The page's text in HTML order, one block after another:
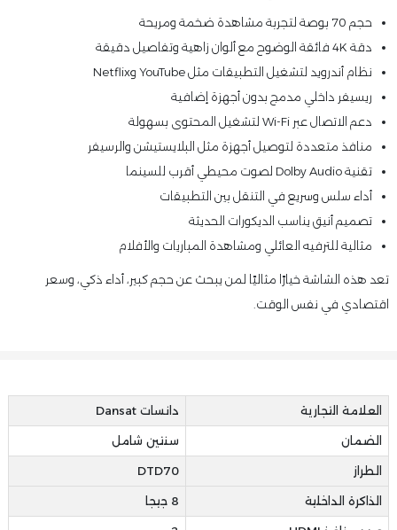
حجم 70 بوصة لتجربة مشاهدة ضخمة ومريحة
دقة 4K فائقة الوضوح مع ألوان زاهية وتفاصيل دقيقة
نظام أندرويد لتشغيل التطبيقات مثل YouTube وNetflix
ريسيفر داخلي مدمج بدون أجهزة إضافية
دعم الاتصال عبر Wi-Fi لتشغيل المحتوى بسهولة
منافذ متعددة لتوصيل أجهزة مثل البلايستيشن والرسيفر
تقنية Dolby Audio لصوت محيطي أقرب للسينما
أداء سلس وسريع في التنقل بين التطبيقات
تصميم أنيق يناسب الديكورات الحديثة
مثالية للترفيه العائلي ومشاهدة المباريات والأفلام
تعد هذه الشاشة خيارًا مثاليًا لمن يبحث عن حجم كبير، أداء ذكي، وسعر
اقتصادي في نفس الوقت.
العلامة التجارية دانسات Dansat
الضمان سنتين شامل
الطراز DTD70
الذاكرة الداخلية 8 جيجا